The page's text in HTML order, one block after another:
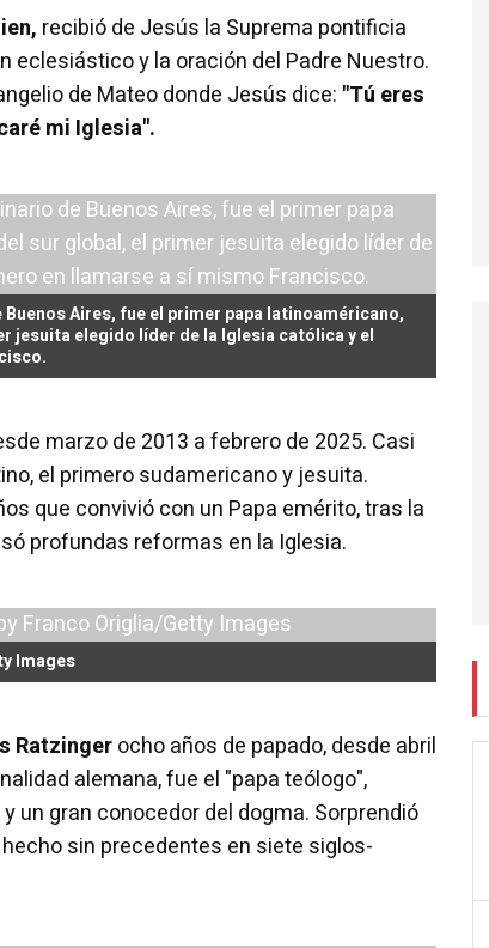
recibió de Jesús la Suprema pontificia
eclesiástico y la oración del Padre Nuestro.
de Mateo donde Jesús dice: "Tú eres
mi Iglesia".
Aires, fue el primer papa latinoaméricano,
jesuita elegido líder de la Iglesia católica y el
marzo de 2013 a febrero de 2025. Casi
el primero sudamericano y jesuita.
que convivió con un Papa emérito, tras la
profundas reformas en la Iglesia.
Images
Ratzingerocho años de papado, desde abril
alemana, fue el "papa teólogo",
un gran conocedor del dogma. Sorprendió
sin precedentes en siete siglos-